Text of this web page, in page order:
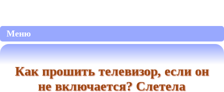
Меню
Как прошить телевизор, если он
не включается? Слетела